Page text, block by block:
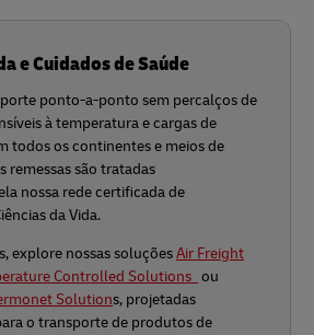
e Cuidados de Saúde
ponto-a-ponto sem percalços de
à temperatura e cargas de
todos os continentes e meios de
remessas são tratadas
nossa rede certificada de
da Vida.
explore nossas soluçõesAir Freight
Controlled Solutions ou
Solutions, projetadas
o transporte de produtos de